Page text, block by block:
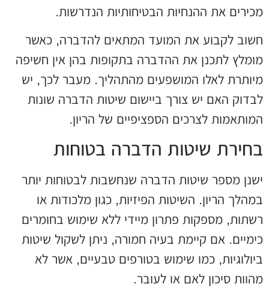
מכירים את ההנחיות הבטיחותיות הנדרשות.
חשוב לקבוע את המועד המתאים להדברה, כאשר
מומלץ לתכנן את ההדברה בתקופות בהן אין חשיפה
מיותרת לאלו המושפעים מהתהליך. מעבר לכך, יש
לבדוק האם יש צורך ביישום שיטות הדברה שונות
המותאמות לצרכים הספציפיים של הריון.
בחירת שיטות הדברה בטוחות
ישנן מספר שיטות הדברה שנחשבות לבטוחות יותר
במהלך הריון. השיטות הפיזיות, כגון מלכודות או
רשתות, מספקות פתרון מיידי ללא שימוש בחומרים
כימיים. אם קיימת בעיה חמורה, ניתן לשקול שיטות
ביולוגיות, כמו שימוש בטורפים טבעיים, אשר לא
מהוות סיכון לאם או לעובר.